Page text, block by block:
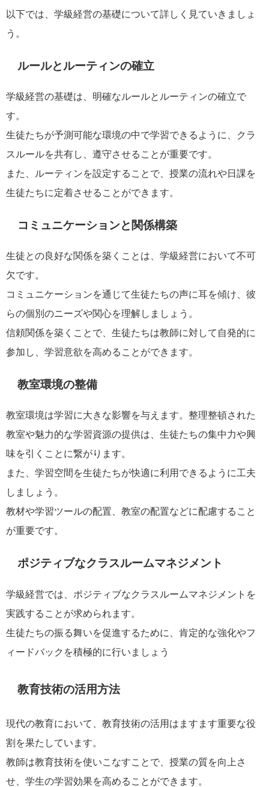
以下では、学級経営の基礎について詳しく見ていきましょ
う。
ルールとルーティンの確立
学級経営の基礎は、明確なルールとルーティンの確立で
す。
生徒たちが予測可能な環境の中で学習できるように、クラ
スルールを共有し、遵守させることが重要です。
また、ルーティンを設定することで、授業の流れや日課を
生徒たちに定着させることができます。
コミュニケーションと関係構築
生徒との良好な関係を築くことは、学級経営において不可
欠です。
コミュニケーションを通じて生徒たちの声に耳を傾け、彼
らの個別のニーズや関心を理解しましょう。
信頼関係を築くことで、生徒たちは教師に対して自発的に
参加し、学習意欲を高めることができます。
教室環境の整備
教室環境は学習に大きな影響を与えます。整理整頓された
教室や魅力的な学習資源の提供は、生徒たちの集中力や興
味を引くことに繋がります。
また、学習空間を生徒たちが快適に利用できるように工夫
しましょう。
教材や学習ツールの配置、教室の配置などに配慮すること
が重要です。
ポジティブなクラスルームマネジメント
学級経営では、ポジティブなクラスルームマネジメントを
実践することが求められます。
生徒たちの振る舞いを促進するために、肯定的な強化やフ
ィードバックを積極的に行いましょう
教育技術の活用方法
現代の教育において、教育技術の活用はますます重要な役
割を果たしています。
教師は教育技術を使いこなすことで、授業の質を向上さ
せ、学生の学習効果を高めることができます。